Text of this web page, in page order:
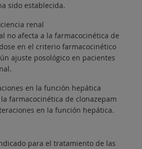
sido establecida.
renal
no afecta a la farmacocinética de
en el criterio farmacocinético
ajuste posológico en pacientes
en la función hepática
farmacocinética de clonazepam
en la función hepática.
para el tratamiento de las